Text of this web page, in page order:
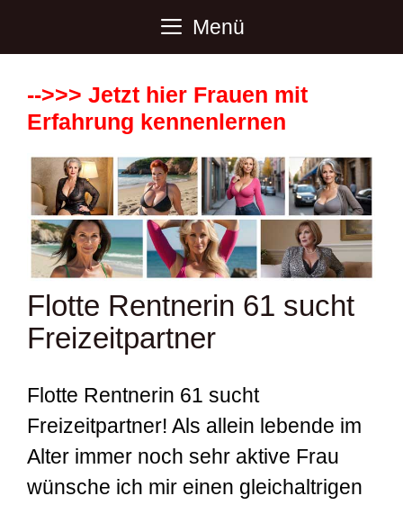
Menü
-->>> Jetzt hier Frauen mit
Erfahrung kennenlernen
Flotte Rentnerin 61 sucht
Freizeitpartner
Flotte Rentnerin 61 sucht
Freizeitpartner! Als allein lebende im
Alter immer noch sehr aktive Frau
wünsche ich mir einen gleichaltrigen